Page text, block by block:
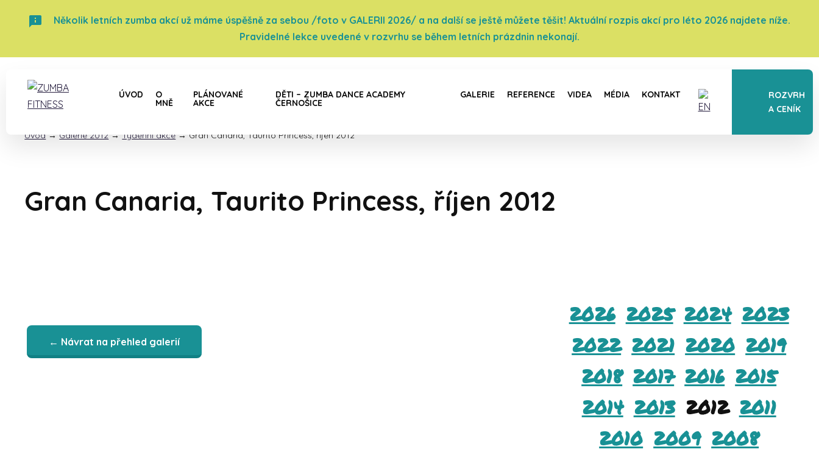
Několik letních zumba akcí už máme úspěšně za sebou /foto v GALERII 2026/ a na další se ještě můžete těšit! Aktuální rozpis akcí pro léto 2026 najdete níže.
Pravidelné lekce uvedené v rozvrhu se během letních prázdnin nekonají.
ROZVRH
A CENÍK
ÚVOD O
MNĚ
PLÁNOVANÉ
AKCE
DĚTI – ZUMBA DANCE ACADEMY
ČERNOŠICE
GALERIE REFERENCE VIDEA MÉDIA KONTAKT
Úvod → Galerie 2012 → Týdenní akce → Gran Canaria, Taurito Princess, říjen 2012
Gran Canaria, Taurito Princess, říjen 2012
← Návrat na přehled galerií
2026 2025 2024 2023
2022 2021 2020 2019
2018 2017 2016 2015
2014 2013 2012 2011
2010 2009 2008